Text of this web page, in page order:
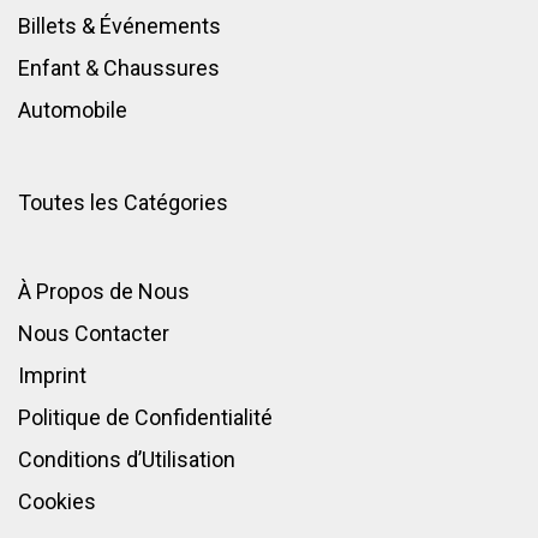
Billets & Événements
Enfant & Chaussures
Automobile
Toutes les Catégories
À Propos de Nous
Nous Contacter
Imprint
Politique de Confidentialité
Conditions d’Utilisation
Cookies